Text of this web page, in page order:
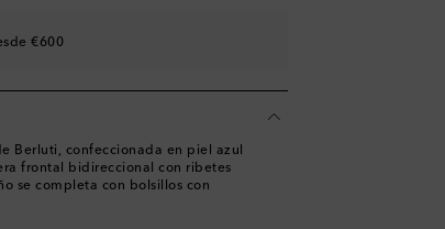
€600
Berluti, confeccionada en piel azul
frontal bidireccional con ribetes
se completa con bolsillos con